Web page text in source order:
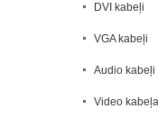
DVI kabeļi
VGA kabeļi
Audio kabeļi
Video